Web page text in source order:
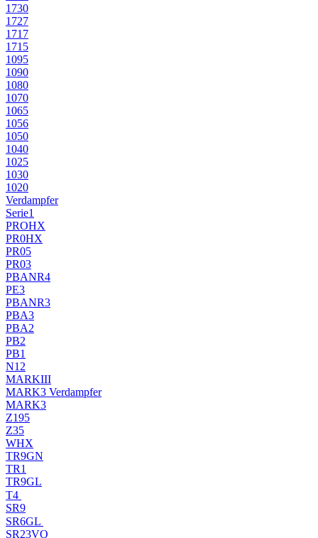
1730
1727
1717
1715
1095
1090
1080
1070
1065
1056
1050
1040
1025
1030
1020
Verdampfer
Serie1
PROHX
PR0HX
PR05
PR03
PBANR4
PE3
PBANR3
PBA3
PBA2
PB2
PB1
N12
MARKIII
MARK3 Verdampfer
MARK3
Z195
Z35
WHX
TR9GN
TR1
TR9GL
T4
SR9
SR6GL
SR23VO